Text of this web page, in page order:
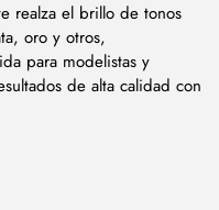
realza el brillo de tonos
oro y otros,
para modelistas y
de alta calidad con